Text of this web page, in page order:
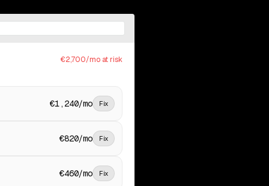
€2,700/mo at risk
€1,240/mo Fix
€820/mo Fix
€460/mo Fix